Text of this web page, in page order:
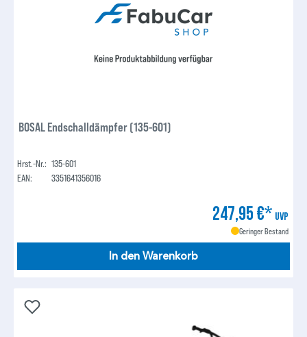
BOSAL Endschalldämpfer (135-601)
Hrst.-Nr.: 135-601
EAN:
3351641356016
247,95 €* UVP
Geringer Bestand
In den Warenkorb